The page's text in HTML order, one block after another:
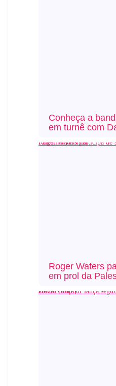
Conheça a
em turnê com
Roger Waters participa de show em prol da Palestina [assista]
Roger Waters
em prol da
David Gilmour lança segunda canção de novo álbum [ouça]